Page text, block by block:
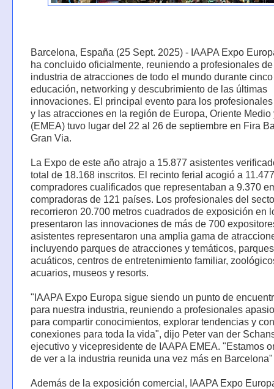
Barcelona, España (25 Sept. 2025) - IAAPA Expo
ha concluido oficialmente, reuniendo a profesionales
industria de atracciones de todo el mundo durante
educación, networking y descubrimiento de las últimas
innovaciones. El principal evento para los
y las atracciones en la región de Europa, Oriente Medio
(EMEA) tuvo lugar del 22 al 26 de septiembre en Fira
Gran Via.
La Expo de este año atrajo a 15.877 asistentes
total de 18.168 inscritos. El recinto ferial acogió a 11.477
compradores cualificados que representaban a 9.370
compradoras de 121 países. Los profesionales del
recorrieron 20.700 metros cuadrados de exposición en
presentaron las innovaciones de más de 700
asistentes representaron una amplia gama de
incluyendo parques de atracciones y temáticos, parques
acuáticos, centros de entretenimiento familiar,
acuarios, museos y resorts.
"IAAPA Expo Europa sigue siendo un punto de
para nuestra industria, reuniendo a profesionales
para compartir conocimientos, explorar tendencias y
conexiones para toda la vida", dijo Peter van der
ejecutivo y vicepresidente de IAAPA EMEA. "Estamos
de ver a la industria reunida una vez más en Barcelona"
Además de la exposición comercial, IAAPA Expo